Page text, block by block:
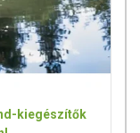
kiegészítők